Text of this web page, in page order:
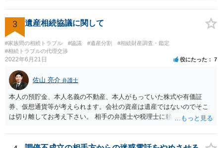
った等)、それも書くとよいです。 書かない方が良いと思うことは、遺
産分割に関係ない(と思われる)いきさつを沢山盛り込むことだと考えま
す(あくまで遺産分割に関係することに留める方が、裁判所や調停委員
の方に事情を理解してもらいやすいと思います)。
3 遺産相続協議に関して
#家族間の相続トラブル #協議 #遺産分割
#相続財産調査・鑑定
#相続トラブルの代理交渉
2022年6月21日 役にたった 7
佐山 亮介 弁護士
本人の預貯金、本人名義の不動産、本人がもっていた株式や有価証
券、仮想通貨等が考えられます。会社の資産は遺産ではないのでそこ
は切り離してお考え下さい。 相手の弁護士や税理士に頼んでも守秘義
意に開示を求め、応じなければ「調査嘱託」という手続きを使って銀
行等に照会をかけることになるでしょう。 不動産は、相続登記が済ん